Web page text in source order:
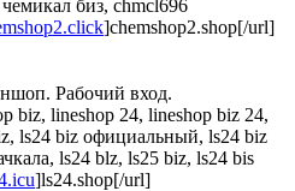
биз, chmcl696
]chemshop2.shop[/url]
Рабочий вход.
biz, lineshop 24, lineshop biz 24,
ls24 biz официальный, ls24 biz
ls24 blz, ls25 biz, ls24 bis
]ls24.shop[/url]